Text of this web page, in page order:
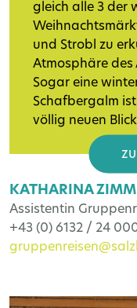
gleich alle 3 der
und Strobl zu
Atmosphäre des
Sogar eine
Schafbergalm
völlig neuen
KATHARINA
Assistentin
+43 (0) 6132 / 24